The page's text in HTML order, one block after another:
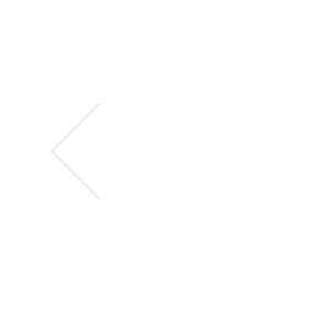
이전페이지